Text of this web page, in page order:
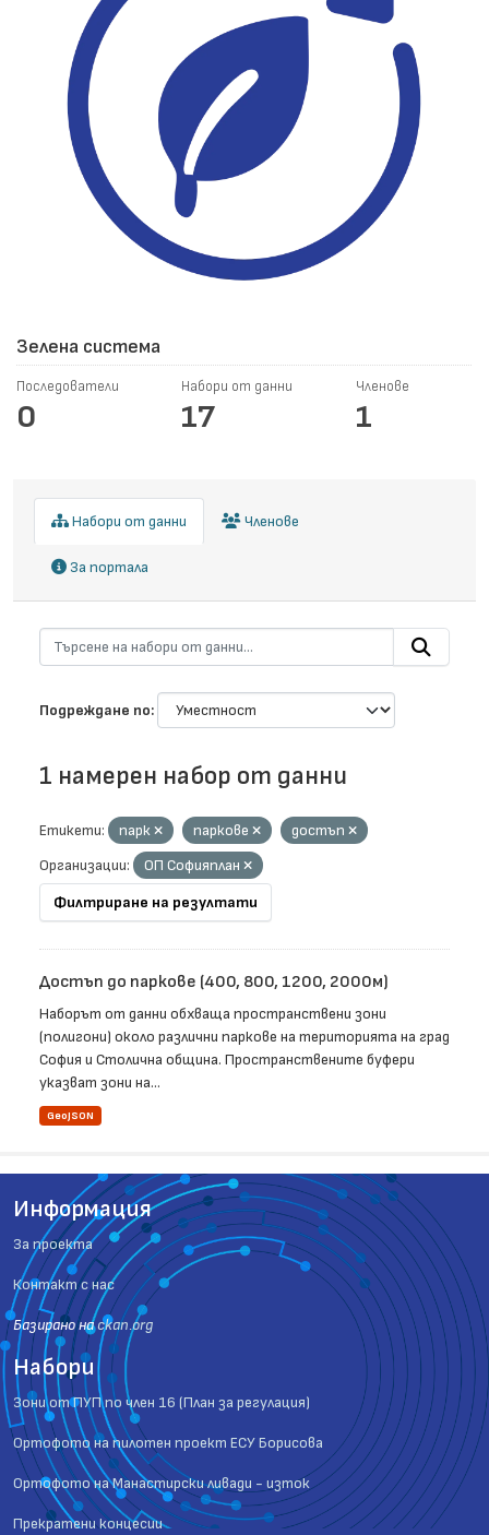
Зелена система
Последователи
0
Набори от данни
17
Членове
1
Набори от данни Членове
За портала
Подреждане по
1 намерен набор от данни
Етикети: парк паркове
достъп
Организации:
ОП Софияплан
Филтриране на резултати
Достъп до паркове (400, 800, 1200, 2000м)
Наборът от данни обхваща пространствени зони
(полигони) около различни паркове на територията на град
София и Столична община. Пространствените буфери
указват зони на...
GeoJSON
Информация
За проекта
Контакт с нас
Базиранo наckan.org
Набори
Зони от ПУП по член 16 (План за регулация)
Ортофото на пилотен проект ЕСУ Борисова
Ортофото на Манастирски ливади - изток
Прекратени концесии